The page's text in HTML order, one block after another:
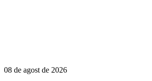
08 de agost de 2026